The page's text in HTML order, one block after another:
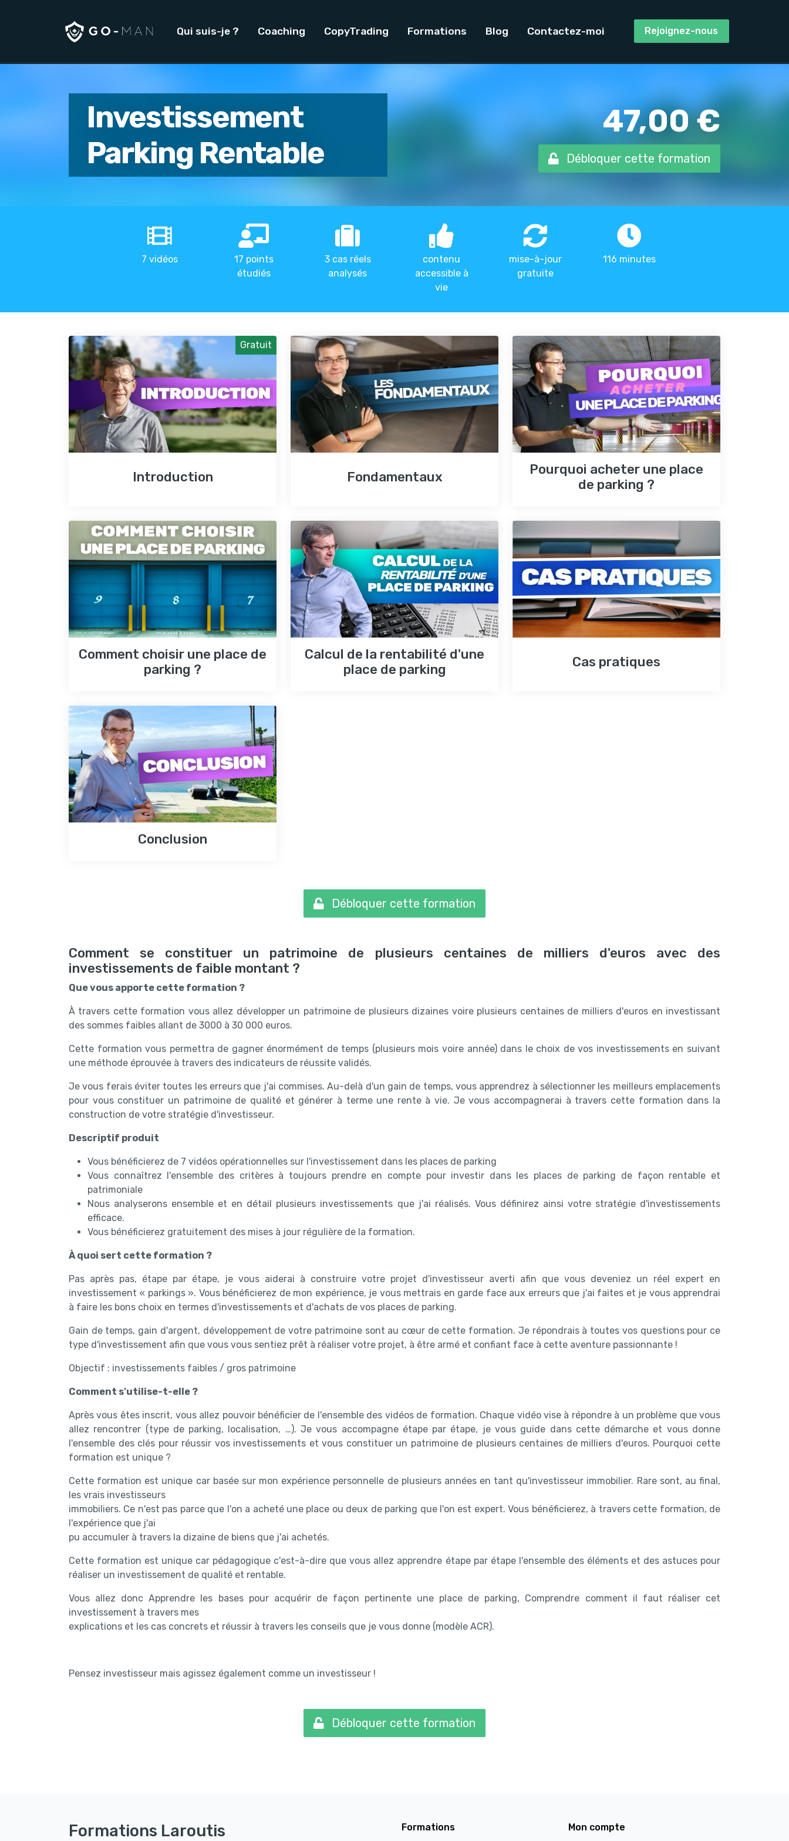
Qui suis-je ? Coaching CopyTrading Formations Blog Contactez-moi Rejoignez-nous
Investissement
Parking Rentable
47,00 €
Débloquer cette formation
7 vidéos
17 points
étudiés
3 cas réels
analysés
contenu
accessible à
vie
mise-à-jour
gratuite
116 minutes
Gratuit
Introduction Fondamentaux
Pourquoi acheter une place
de parking ?
Comment choisir une place de
parking ?
Calcul de la rentabilité d'une
place de parking
Cas pratiques
Conclusion
Débloquer cette formation
Comment se constituer un patrimoine de plusieurs centaines de milliers d'euros avec des
investissements de faible montant ?
Que vous apporte cette formation ?
À travers cette formation vous allez développer un patrimoine de plusieurs dizaines voire plusieurs centaines de milliers d'euros en investissant
des sommes faibles allant de 3000 à 30 000 euros.
Cette formation vous permettra de gagner énormément de temps (plusieurs mois voire année) dans le choix de vos investissements en suivant
une méthode éprouvée à travers des indicateurs de réussite validés.
Je vous ferais éviter toutes les erreurs que j'ai commises. Au-delà d'un gain de temps, vous apprendrez à sélectionner les meilleurs emplacements
pour vous constituer un patrimoine de qualité et générer à terme une rente à vie. Je vous accompagnerai à travers cette formation dans la
construction de votre stratégie d'investisseur.
Descriptif produit
Vous bénéficierez de 7 vidéos opérationnelles sur l'investissement dans les places de parking
Vous connaîtrez l'ensemble des critères à toujours prendre en compte pour investir dans les places de parking de façon rentable et
patrimoniale
Nous analyserons ensemble et en détail plusieurs investissements que j'ai réalisés. Vous définirez ainsi votre stratégie d'investissements
efficace.
Vous bénéficierez gratuitement des mises à jour régulière de la formation.
À quoi sert cette formation ?
Pas après pas, étape par étape, je vous aiderai à construire votre projet d'investisseur averti afin que vous deveniez un réel expert en
investissement « parkings ». Vous bénéficierez de mon expérience, je vous mettrais en garde face aux erreurs que j'ai faites et je vous apprendrai
à faire les bons choix en termes d'investissements et d'achats de vos places de parking.
Gain de temps, gain d'argent, développement de votre patrimoine sont au cœur de cette formation. Je répondrais à toutes vos questions pour ce
type d'investissement afin que vous vous sentiez prêt à réaliser votre projet, à être armé et confiant face à cette aventure passionnante !
Objectif : investissements faibles / gros patrimoine
Comment s'utilise-t-elle ?
Après vous êtes inscrit, vous allez pouvoir bénéficier de l'ensemble des vidéos de formation. Chaque vidéo vise à répondre à un problème que vous
allez rencontrer (type de parking, localisation, …). Je vous accompagne étape par étape, je vous guide dans cette démarche et vous donne
l'ensemble des clés pour réussir vos investissements et vous constituer un patrimoine de plusieurs centaines de milliers d'euros. Pourquoi cette
formation est unique ?
Cette formation est unique car basée sur mon expérience personnelle de plusieurs années en tant qu'investisseur immobilier. Rare sont, au final,
les vrais investisseurs
immobiliers. Ce n'est pas parce que l'on a acheté une place ou deux de parking que l'on est expert. Vous bénéficierez, à travers cette formation, de
l'expérience que j'ai
pu accumuler à travers la dizaine de biens que j'ai achetés.
Cette formation est unique car pédagogique c'est-à-dire que vous allez apprendre étape par étape l'ensemble des éléments et des astuces pour
réaliser un investissement de qualité et rentable.
Vous allez donc Apprendre les bases pour acquérir de façon pertinente une place de parking, Comprendre comment il faut réaliser cet
investissement à travers mes
explications et les cas concrets et réussir à travers les conseils que je vous donne (modèle ACR).
Pensez investisseur mais agissez également comme un investisseur !
Débloquer cette formation
Formations Laroutis Formations Mon compte